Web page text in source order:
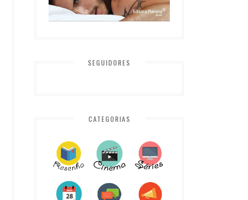
SEGUIDORES
CATEGORIAS